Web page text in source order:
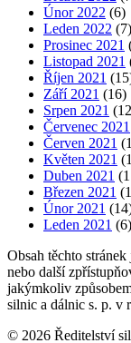
Únor 2022 (6)
Leden 2022 (7)
Prosinec 2021
Listopad 2021
Říjen 2021
Září 2021 (16)
Srpen 2021
Červenec 2021
Červen 2021
Květen 2021
Duben 2021
Březen 2021
Únor 2021
Leden 2021 (6)
Obsah těchto
nebo další
jakýmkoliv
silnic a dálnic s. p. v
© 2026 Ředitelství